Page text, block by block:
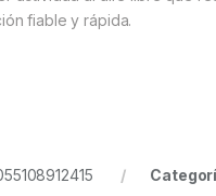
ajuste las esquinas y la
o cerrados según tus